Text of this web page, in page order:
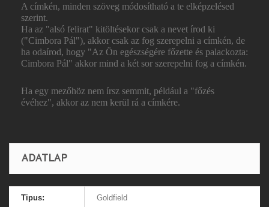
A címkén, minden szöveg módosítható a te elképzelésed
szerint.
Ha az "alsó felirat" kitöltésekor csak a nevet írod ki
("Cimbora Pál"), akkor csak az fog szerepelni a címkén, de
ha odaírod, hogy "Az Ön egészségére főzette és palackozta:
Cimbora Pál" akkor mind a két sor szerepelni fog a címkén.
Ha egy mezőhöz nem írsz semmit, például a "főzés
évéhez", akkor az nem kerül rá a címkére.
ADATLAP
Tipus: Goldfield